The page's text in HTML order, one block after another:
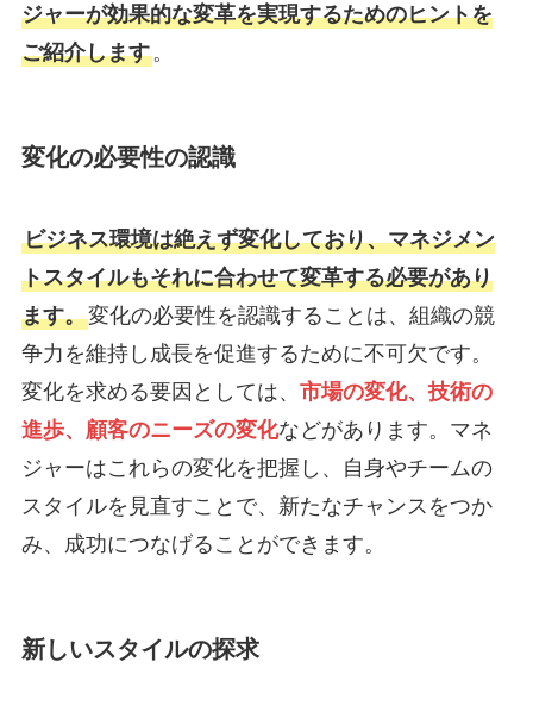
ジャーが効果的な変革を実現するためのヒントを
ご紹介します。
変化の必要性の認識
ビジネス環境は絶えず変化しており、マネジメン
トスタイルもそれに合わせて変革する必要があり
ます。変化の必要性を認識することは、組織の競
争力を維持し成長を促進するために不可欠です。
変化を求める要因としては、 市場の変化、技術の
進歩、顧客のニーズの変化などがあります。マネ
ジャーはこれらの変化を把握し、自身やチームの
スタイルを見直すことで、新たなチャンスをつか
み、成功につなげることができます。
新しいスタイルの探求